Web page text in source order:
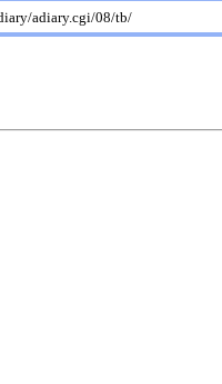
adiary.cgi/08/tb/